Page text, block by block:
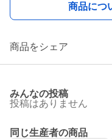
商品につ
商品をシェア
みんなの投稿
投稿はありません
同じ生産者の商品